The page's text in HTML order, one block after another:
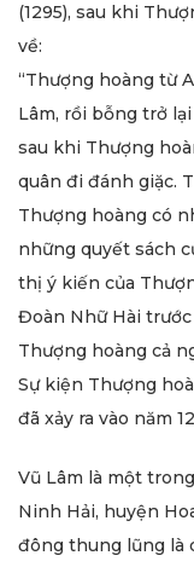
(1295), sau khi
về:
“Thượng hoàng từ
Lâm, rồi bỗng trở
sau khi Thượng
quân đi đánh giặc.
Thượng hoàng có
những quyết sách
thị ý kiến của
Đoàn Nhữ Hài
Thượng hoàng cả
Sự kiện Thượng
đã xảy ra vào năm
Vũ Lâm là một
Ninh Hải, huyện
đông thung lũng là